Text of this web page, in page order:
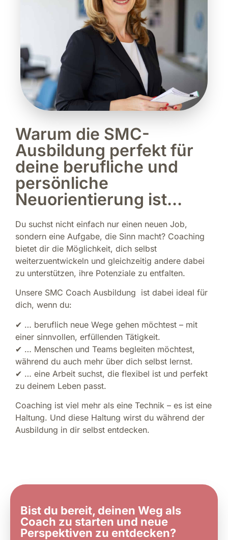
Warum die SMC-
Ausbildung perfekt für
deine berufliche und
persönliche
Neuorientierung ist...
Du suchst nicht einfach nur einen neuen Job,
sondern eine Aufgabe, die Sinn macht? Coaching
bietet dir die Möglichkeit, dich selbst
weiterzuentwickeln und gleichzeitig andere dabei
zu unterstützen, ihre Potenziale zu entfalten.
Unsere SMC Coach Ausbildung ist dabei ideal für
dich, wenn du:
✔ … beruflich neue Wege gehen möchtest – mit
einer sinnvollen, erfüllenden Tätigkeit.
✔ … Menschen und Teams begleiten möchtest,
während du auch mehr über dich selbst lernst.
✔ … eine Arbeit suchst, die flexibel ist und perfekt
zu deinem Leben passt.
Coaching ist viel mehr als eine Technik – es ist eine
Haltung. Und diese Haltung wirst du während der
Ausbildung in dir selbst entdecken.
Bist du bereit, deinen Weg als
Coach zu starten und neue
Perspektiven zu entdecken?